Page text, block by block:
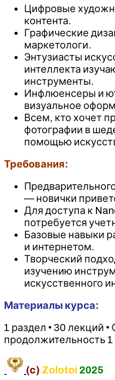
Цифровые
контента.
Графические
маркетологи.
Энтузиасты
интеллекта
инструменты.
Инфлюенсеры и
визуальное
Всем, кто хочет
фотографии в
помощью
Требования:
— новички
Для доступа к
потребуется
Базовые навыки
и интернетом.
Творческий
изучению
искусственного
Материалы курса:
1 раздел • 30 лекций
продолжительность 1
(c) Zolotoi 2025